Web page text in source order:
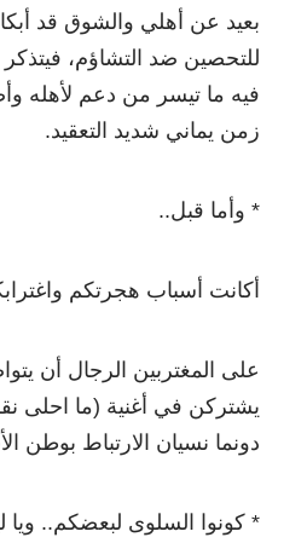
بعيد عن أهلي والشوق قد
للتحصين ضد التشاؤم،
فيه ما تيسر من دعم لأهله
زمن يماني شديد التعقيد.
* وأما قبل..
أكانت أسباب هجرتكم
على المغتربين الرجال أن
يشتركن في أغنية (ما احلى
دونما نسيان الارتباط بوطن
* كونوا السلوى لبعضكم..